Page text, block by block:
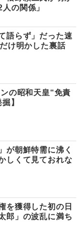
人の関係」
語らず」だった速
け明かした裏話
の昭和天皇“免責
】
が朝鮮特需に沸く
しくて見ておれな
を獲得した初の日
郎」の波乱に満ち